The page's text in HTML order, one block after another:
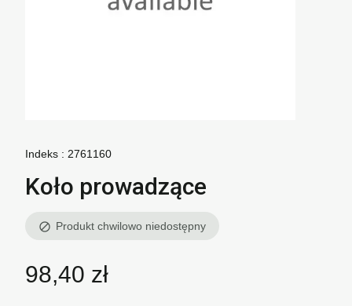
Indeks : 2761160
Koło prowadzące
block Produkt chwilowo niedostępny
98,40 zł